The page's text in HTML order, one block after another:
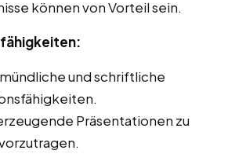
können von Vorteil sein.
und schriftliche
Präsentationen zu